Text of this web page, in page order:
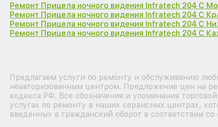
Ремонт Прицела ночного видения Infratech 204 С
Ремонт Прицела ночного видения Infratech 204 С
Ремонт Прицела ночного видения Infratech 204 С
Ремонт Прицела ночного видения Infratech 204 С
Предлагаем услуги по ремонту и обслуживанию
неавторизованным центром. Предложение цен на
кодекса РФ. Все обозначения и упоминания
услугах по ремонту в наших сервисных центрах,
введенных в гражданский оборот в соответствии